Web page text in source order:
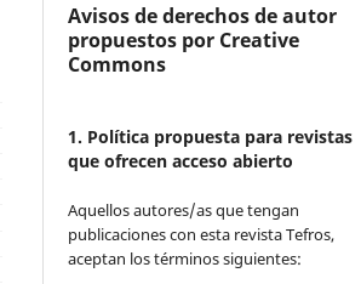
Avisos de derechos de autor
propuestos por Creative
Commons
1. Política propuesta para revistas
que ofrecen acceso abierto
Aquellos autores/as que tengan
publicaciones con esta revista Tefros,
aceptan los términos siguientes: